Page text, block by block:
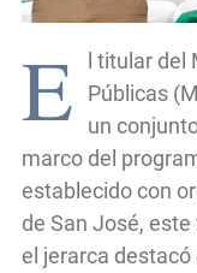
E
l titular
Públicas
un
marco del
establecido con
de San José,
el jerarca